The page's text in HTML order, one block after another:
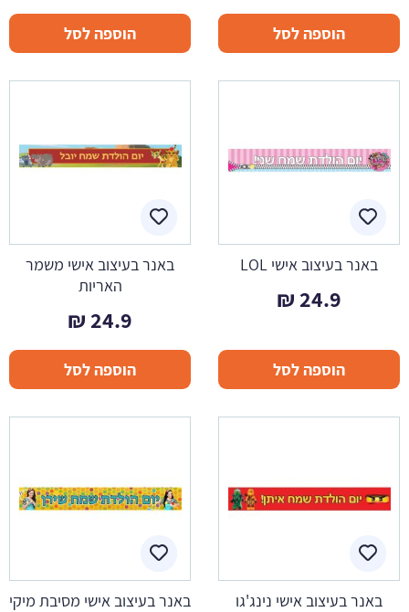
הוספה לסל הוספה לסל
באנר בעיצוב אישי LOL
24.9
₪
הוספה לסל
באנר בעיצוב אישי משמר
האריות
24.9
₪
הוספה לסל
באנר בעיצוב אישי נינג'גו באנר בעיצוב אישי מסיבת מיקי